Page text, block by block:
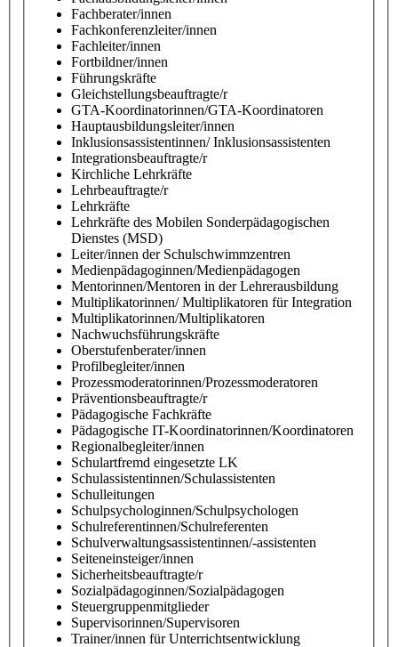
Fachberater/innen
Fachkonferenzleiter/innen
Fachleiter/innen
Fortbildner/innen
Führungskräfte
Gleichstellungsbeauftragte/r
GTA-Koordinatorinnen/GTA-Koordinatoren
Hauptausbildungsleiter/innen
Inklusionsassistentinnen/ Inklusionsassistenten
Integrationsbeauftragte/r
Kirchliche Lehrkräfte
Lehrbeauftragte/r
Lehrkräfte
Lehrkräfte des Mobilen Sonderpädagogischen
Dienstes (MSD)
Leiter/innen der Schulschwimmzentren
Medienpädagoginnen/Medienpädagogen
Mentorinnen/Mentoren in der Lehrerausbildung
Multiplikatorinnen/ Multiplikatoren für Integration
Multiplikatorinnen/Multiplikatoren
Nachwuchsführungskräfte
Oberstufenberater/innen
Profilbegleiter/innen
Prozessmoderatorinnen/Prozessmoderatoren
Präventionsbeauftragte/r
Pädagogische Fachkräfte
Pädagogische IT-Koordinatorinnen/Koordinatoren
Regionalbegleiter/innen
Schulartfremd eingesetzte LK
Schulassistentinnen/Schulassistenten
Schulleitungen
Schulpsychologinnen/Schulpsychologen
Schulreferentinnen/Schulreferenten
Schulverwaltungsassistentinnen/-assistenten
Seiteneinsteiger/innen
Sicherheitsbeauftragte/r
Sozialpädagoginnen/Sozialpädagogen
Steuergruppenmitglieder
Supervisorinnen/Supervisoren
Trainer/innen für Unterrichtsentwicklung